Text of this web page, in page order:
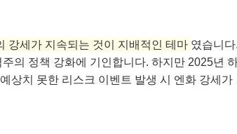
강세가 지속되는 것이 지배적인 테마 였습니
의 정책 강화에 기인합니다. 하지만 2025년
상치 못한 리스크 이벤트 발생 시 엔화 강세가